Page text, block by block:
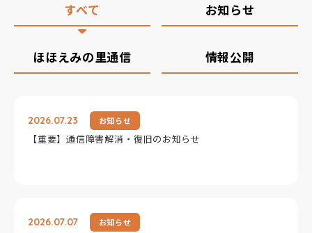
すべて お知らせ
ほほえみの里通信 情報公開
2026.07.23 お知らせ
【重要】通信障害解消・復旧のお知らせ
2026.07.07 お知らせ